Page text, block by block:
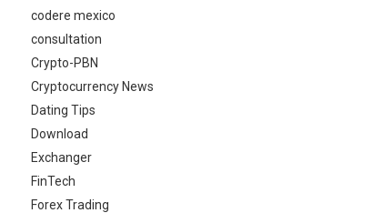
codere mexico
consultation
Crypto-PBN
Cryptocurrency News
Dating Tips
Download
Exchanger
FinTech
Forex Trading